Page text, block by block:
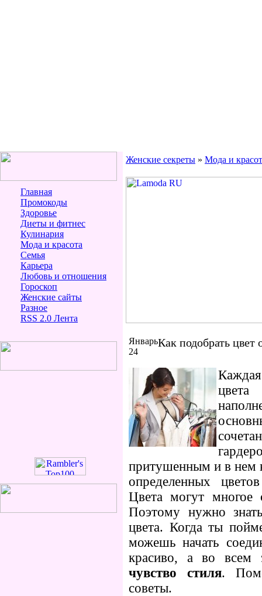
Главная
Промокоды
Здоровье
Диеты и фитнес
Кулинария
Мода и красота
Семья
Карьера
Любовь и отношения
Гороскоп
Женские сайты
Разное
RSS 2.0 Лента
Женские секреты » Мода и
Январь
24
Как подобрать цвет
притушенным и в нем
определенных
Цвета могут многое
Поэтому нужно
цвета. Когда ты
можешь начать
красиво, а во всем
чувство стиля.
советы.